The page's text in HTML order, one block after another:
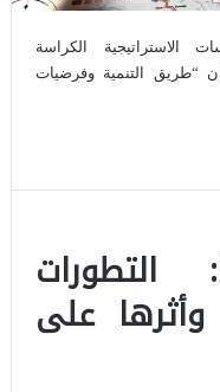
الاستراتيجية الكراسة
/ العدد 20 لسنة 2023 بعنوان “طريق التنمية وفرضيات
التطورات
وأثرها على